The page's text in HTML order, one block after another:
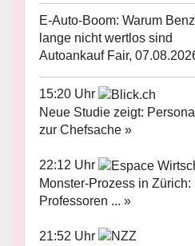
E-Auto-Boom: Warum
lange nicht wertlos sind
Autoankauf Fair,
15:20 Uhr
Neue Studie zeigt:
zur Chefsache »
22:12 Uhr
Monster-Prozess in
Professoren ... »
21:52 Uhr